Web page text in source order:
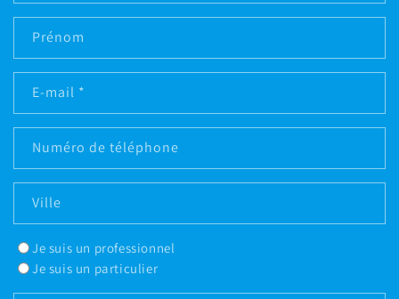
Prénom
E-mail *
Numéro de téléphone
Ville
Je suis un professionnel
Je suis un particulier